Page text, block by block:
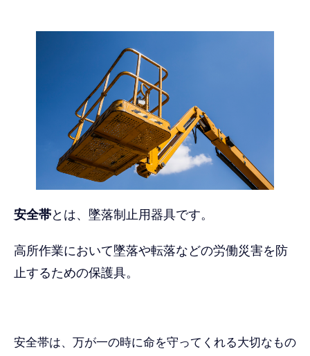
安全帯とは、墜落制止用器具です。
高所作業において墜落や転落などの労働災害を防
止するための保護具。
安全帯は、万が一の時に命を守ってくれる大切なもの